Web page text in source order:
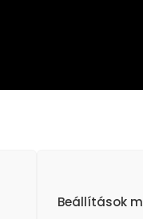
Beállítások
Spreading („Terjesztésre
megosszák egymással